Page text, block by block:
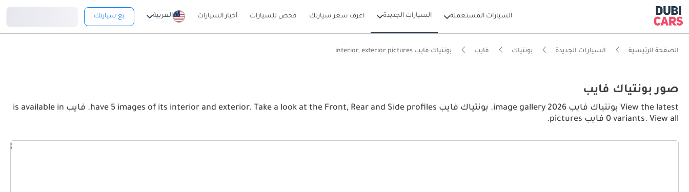
السيارات المستعملة السيارات الجديدة اعرف سعر سيارتك فحص للسيارات أخبار السيارات العربية بع سيارتك
الصفحة الرئيسية السيارات الجديدة بونتياك فايب بونتياك فايب interior, exterior pictures
صور بونتياك فايب
View the latest بونتياك فايب 2026 image gallery. بونتياك فايب have 5 images of its interior and exterior. Take a look at the Front, Rear and Side profiles. فايب is available in
0 variants. View all فايب pictures.